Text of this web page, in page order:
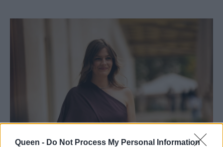
Queen - Do Not Process My Personal Information